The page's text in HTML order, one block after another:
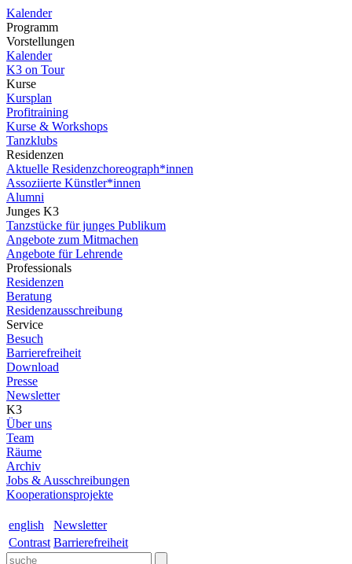
Kalender
Programm
Vorstellungen
Kalender
K3 on Tour
Kurse
Kursplan
Profitraining
Kurse & Workshops
Tanzklubs
Residenzen
Aktuelle Residenzchoreograph*innen
Assoziierte Künstler*innen
Alumni
Junges K3
Tanzstücke für junges Publikum
Angebote zum Mitmachen
Angebote für Lehrende
Professionals
Residenzen
Beratung
Residenzausschreibung
Service
Besuch
Barrierefreiheit
Download
Presse
Newsletter
K3
Über uns
Team
Räume
Archiv
Jobs & Ausschreibungen
Kooperationsprojekte
english
Newsletter
Contrast Barrierefreiheit